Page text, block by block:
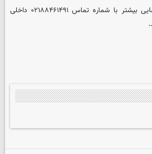
جهت اطلاعات و راهنمایی بیشتر با شماره تماس ۰۲۱۸۸۴۶۱۴۹۱ داخلی